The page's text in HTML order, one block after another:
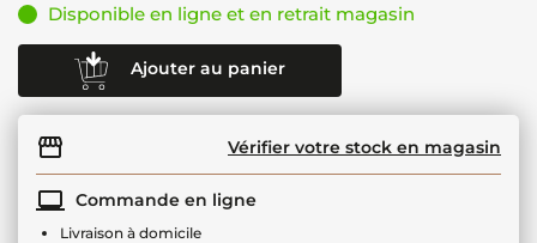
Disponible en ligne et en retrait magasin
Ajouter au panier
Vérifier votre stock en magasin
Commande en ligne
Livraison à domicile